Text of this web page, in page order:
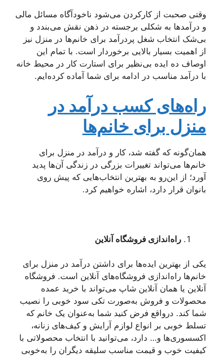
وقتی صحبت از کارکردن می‌شود ناخودآگاه مسائل مالی
و درآمدها به شکلی برجسته در ذهن نقش می‌بندد و
بی‌شک انتخاب شغل پردرآمد برای خانم‌ها در منزل نیز
از اهمیت بسیار بالایی برخوردار است. با تمام این
اوصاف ده ایده بی‌نظیر برای استارت کار در محیط خانه
با درآمد مناسب در ادامه برای شما آماده کرده‌ایم.
راه‌های کسب درآمد در
منزل برای خانم‌ها
همان‌گونه که گفته شد، کار و درآمد در منزل برای
خانم‌ها می‌تواند تغییرات بزرگی در زندگی آن‌ها پدید
آورد؛ از این‌رو به بهترین انتخاب‌هایی که پیش روی
بانوان قرار دارد، اشاره خواهیم کرد.
راه‌اندازی فروشگاه آنلاین
یکی از بهترین ایده‌ها برای داشتن درآمد در منزل برای
خانم‌ها راه‌اندازی فروشگاه‌های آنلاین است. فروشگاه
آنلاین یا همان آنلاین شاپ می‌تواند با خرید عمده
محصولات و فروش به‌صورت تکی سود خوبی را نصیب
شما کند. درواقع فرض کنید شما به‌عنوان یک خانم که
تسلط خوبی بر انواع لوازم آرایش و کیف‌های زنانه،
اکسسوری‌ها و… دارد، می‌توانید با انتخاب محصولاتی با
کیفیت خوب و قیمت مناسب سلیقه دیگران را به‌خوبی